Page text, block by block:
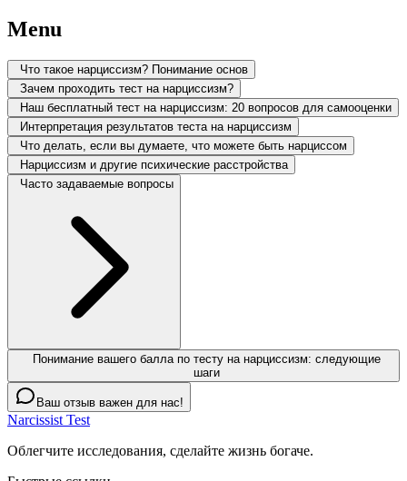
Menu
Что такое нарциссизм? Понимание основ
Зачем проходить тест на нарциссизм?
Наш бесплатный тест на нарциссизм: 20 вопросов для самооценки
Интерпретация результатов теста на нарциссизм
Что делать, если вы думаете, что можете быть нарциссом
Нарциссизм и другие психические расстройства
Часто задаваемые вопросы
Понимание вашего балла по тесту на нарциссизм: следующие
шаги
Ваш отзыв важен для нас!
Narcissist Test
Облегчите исследования, сделайте жизнь богаче.